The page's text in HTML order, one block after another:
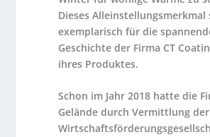
Dieses Alleinstellungsmerkmal
exemplarisch für die
Geschichte der Firma CT
ihres Produktes.
Schon im Jahr 2018 hatte die
Gelände durch Vermittlung der